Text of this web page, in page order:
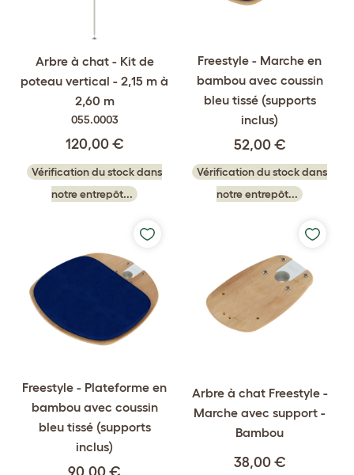
Arbre à chat - Kit de
poteau vertical - 2,15 m à
2,60 m
055.0003
120,00 €
Vérification du stock dans
notre entrepôt...
Freestyle - Marche en
bambou avec coussin
bleu tissé (supports
inclus)
52,00 €
Vérification du stock dans
notre entrepôt...
Freestyle - Plateforme en
bambou avec coussin
bleu tissé (supports
inclus)
Arbre à chat Freestyle -
Marche avec support -
Bambou
38,00 €